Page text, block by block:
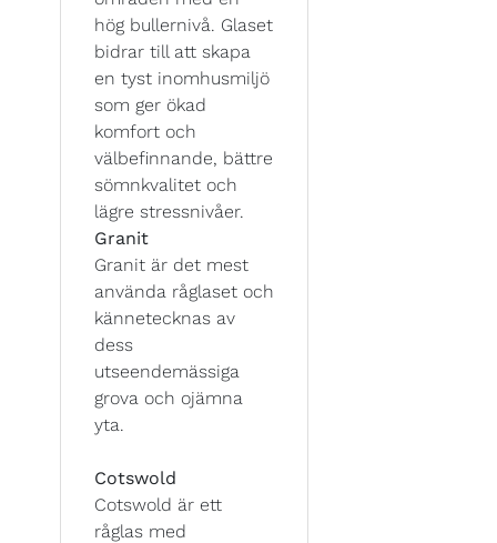
hög bullernivå. Glaset
bidrar till att skapa
en tyst inomhusmiljö
som ger ökad
komfort och
välbefinnande, bättre
sömnkvalitet och
lägre stressnivåer.
Granit
Granit är det mest
använda råglaset och
kännetecknas av
dess
utseendemässiga
grova och ojämna
yta.
Cotswold
Cotswold är ett
råglas med